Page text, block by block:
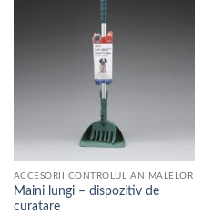
ACCESORII CONTROLUL ANIMALELOR
Maini lungi – dispozitiv de
curatare